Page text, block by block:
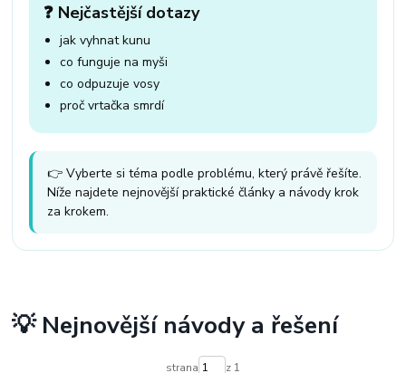
❓ Nejčastější dotazy
jak vyhnat kunu
co funguje na myši
co odpuzuje vosy
proč vrtačka smrdí
👉 Vyberte si téma podle problému, který právě řešíte.
Níže najdete nejnovější praktické články a návody krok
za krokem.
💡 Nejnovější návody a řešení
strana z 1